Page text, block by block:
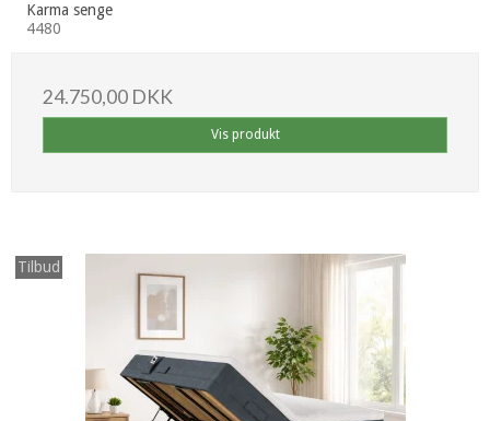
Karma senge
4480
24.750,00 DKK
Vis produkt
Tilbud